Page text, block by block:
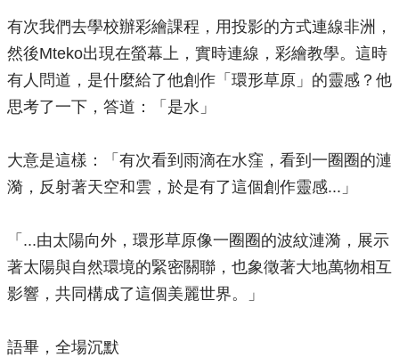
有次我們去學校辦彩繪課程，用投影的方式連線非洲，
然後Mteko出現在螢幕上，實時連線，彩繪教學。這時
有人問道，是什麼給了他創作「環形草原」的靈感？他
思考了一下，答道：「是水」
大意是這樣：「有次看到雨滴在水窪，看到一圈圈的漣
漪，反射著天空和雲，於是有了這個創作靈感...」
「...由太陽向外，環形草原像一圈圈的波紋漣漪，展示
著太陽與自然環境的緊密關聯，也象徵著大地萬物相互
影響，共同構成了這個美麗世界。」
語畢，全場沉默